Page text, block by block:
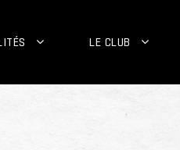
LE CLUB